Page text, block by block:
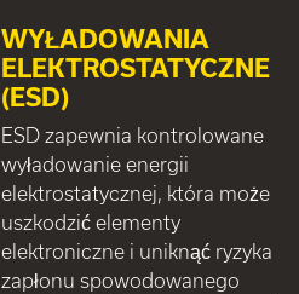
WYŁADOWANIA
ELEKTROSTATYCZNE
(ESD)
ESD zapewnia kontrolowane
wyładowanie energii
elektrostatycznej, która może
uszkodzić elementy
elektroniczne i uniknąć ryzyka
zapłonu spowodowanego